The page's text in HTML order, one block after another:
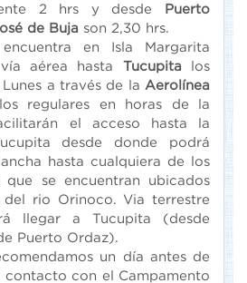
2 hrs y desde Puerto
de Buja son 2,30 hrs.
en Isla Margarita
aérea hasta Tucupita los
a través de la Aerolínea
regulares en horas de la
el acceso hasta la
desde donde podrá
hasta cualquiera de los
que se encuentran ubicados
del rio Orinoco. Via terrestre
llegar a Tucupita (desde
Puerto Ordaz).
un día antes de
contacto con el Campamento